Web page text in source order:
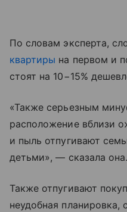
По словам эксперта,
квартиры на первом и
стоят на 10−15%
«Также серьезным
расположение вблизи
и пыль отпугивают
детьми», — сказала она.
Также отпугивают
неудобная